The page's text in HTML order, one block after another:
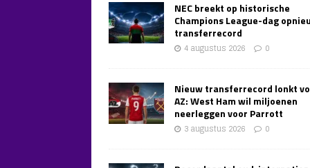
NEC breekt op historische
Champions League-dag
transferrecord
4 augustus 2026 0
Nieuw transferrecord lonkt
AZ: West Ham wil miljoenen
neerleggen voor Parrott
3 augustus 2026 0